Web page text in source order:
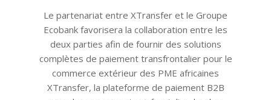
06Le partenariat entre XTransfer et le Groupe
Ecobank favorisera la collaboration entre les
deux parties afin de fournir des solutions
complètes de paiement transfrontalier pour le
commerce extérieur des PME africaines
XTransfer, la plateforme de paiement B2B